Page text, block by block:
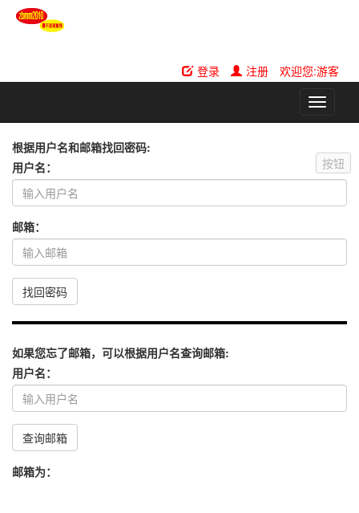
按钮
登录 注册 欢迎您:游客
切
换
航
根据用户名和邮箱找回密码:
用户名：
邮箱：
找回密码
如果您忘了邮箱，可以根据用户名查询邮箱:
用户名：
查询邮箱
邮箱为：